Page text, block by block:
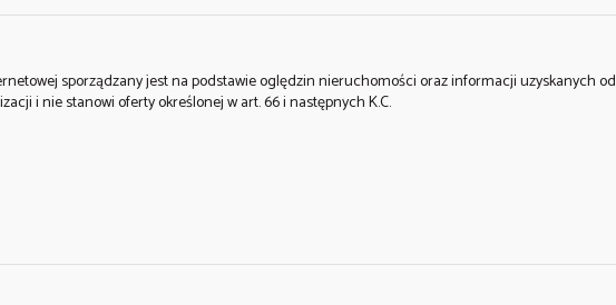
sporządzany jest na podstawie oględzin nieruchomości oraz informacji uzyskanych od
i nie stanowi oferty określonej w art. 66 i następnych K.C.